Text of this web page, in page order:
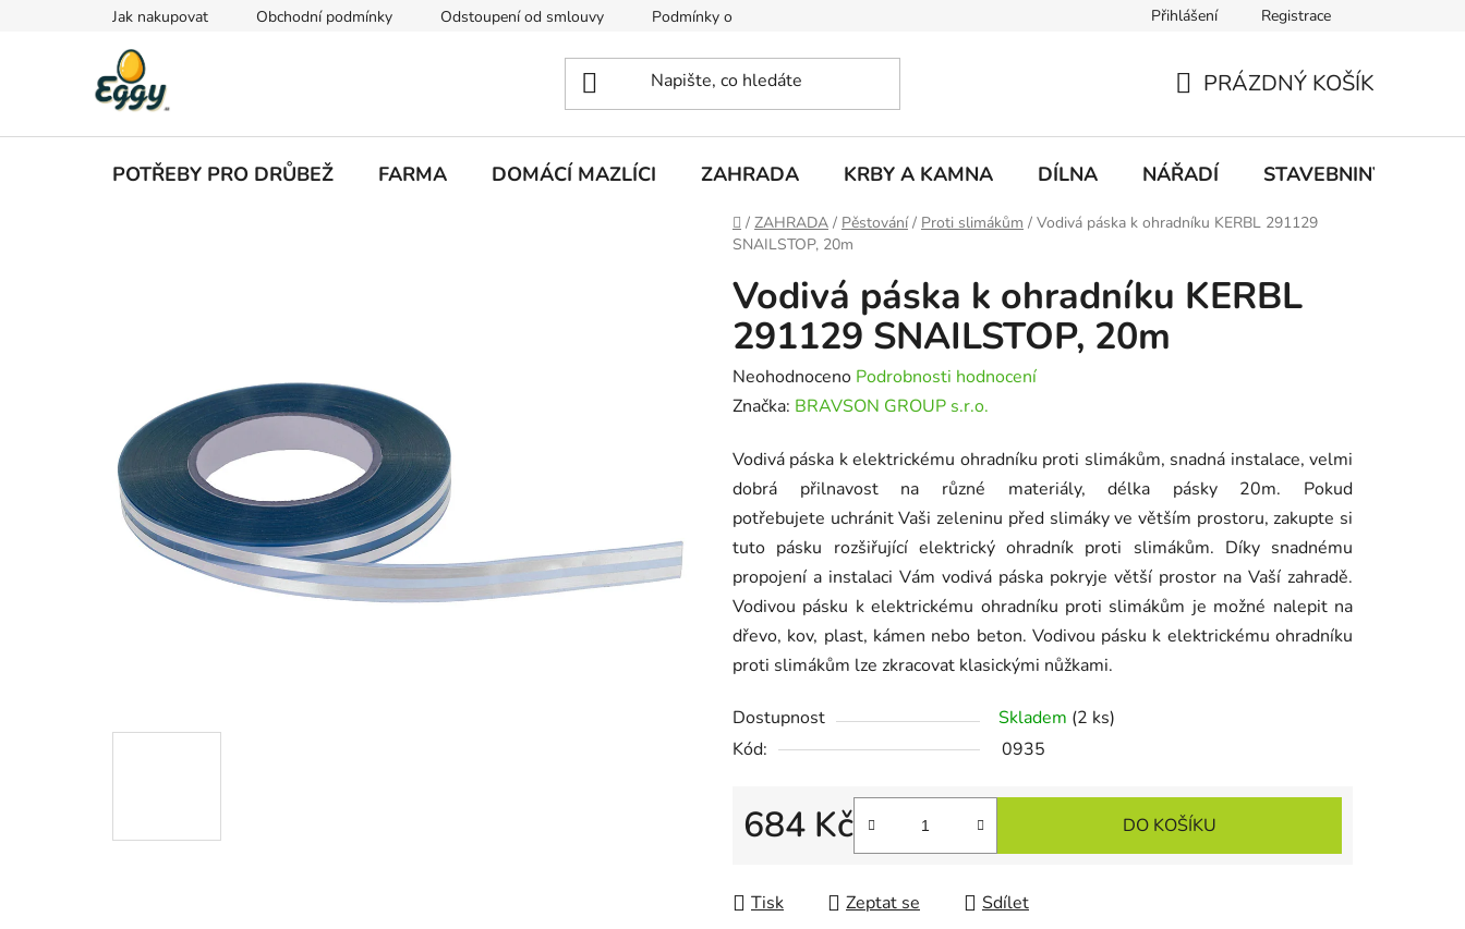
Jak nakupovat Obchodní podmínky Odstoupení od smlouvy Podmínky ochrany osobních údajů Doprava a platbaPřihlášení Registrace
KOŠÍK
PRÁZDNÝ KOŠÍK
POTŘEBY PRO DRŮBEŽ FARMA DOMÁCÍ MAZLÍCI ZAHRADA KRBY A KAMNA DÍLNA NÁŘADÍ STAVEBNINY
Domů
/ ZAHRADA / Pěstování / Proti slimákům / Vodivá páska k ohradníku KERBL 291129
SNAILSTOP, 20m
Vodivá páska k ohradníku KERBL
291129 SNAILSTOP, 20m
Průměrné
hodnocení
je
0,0
z
5
hvězdiček.
Neohodnoceno Podrobnosti hodnocení
Značka: BRAVSON GROUP s.r.o.
Vodivá páska k elektrickému ohradníku proti slimákům, snadná instalace, velmi
dobrá přilnavost na různé materiály, délka pásky 20m. Pokud
potřebujete uchránit Vaši zeleninu před slimáky ve větším prostoru, zakupte si
tuto pásku rozšiřující elektrický ohradník proti slimákům. Díky snadnému
propojení a instalaci Vám vodivá páska pokryje větší prostor na Vaší zahradě.
Vodivou pásku k elektrickému ohradníku proti slimákům je možné nalepit na
dřevo, kov, plast, kámen nebo beton. Vodivou pásku k elektrickému ohradníku
proti slimákům lze zkracovat klasickými nůžkami.
Dostupnost Skladem (2 ks)
Kód:
0935
684 Kč DO KOŠÍKU
Tisk Zeptat se Sdílet